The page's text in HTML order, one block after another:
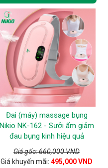
Đai (máy) massage bụng
Nikio NK-162 - Sưởi ấm giảm
đau bụng kinh hiệu quả
Giá gốc: 660,000 VND
Giá khuyến mãi: 495,000 VND